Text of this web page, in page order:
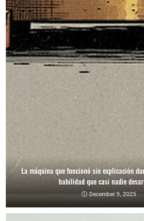
La máquina que funcionó sin explicación
habilidad que casi nadie
December 9, 2025